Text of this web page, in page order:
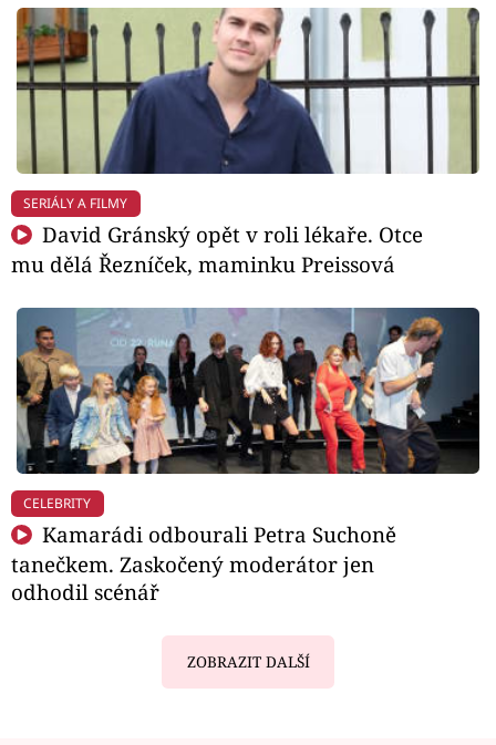
SERIÁLY A FILMY
David Gránský opět v roli lékaře. Otce
mu dělá Řezníček, maminku Preissová
CELEBRITY
Kamarádi odbourali Petra Suchoně
tanečkem. Zaskočený moderátor jen
odhodil scénář
ZOBRAZIT DALŠÍ